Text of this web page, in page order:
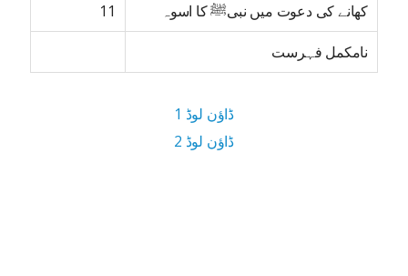
کھانے کی دعوت میں نبیﷺ کا اسوہ 11
نامکمل فہرست
ڈاؤن لوڈ 1
ڈاؤن لوڈ 2